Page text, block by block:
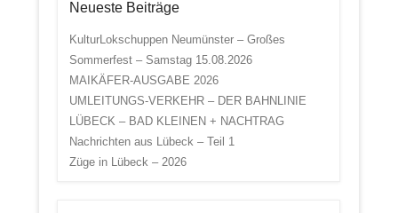
Neueste Beiträge
KulturLokschuppen Neumünster – Großes
Sommerfest – Samstag 15.08.2026
MAIKÄFER-AUSGABE 2026
UMLEITUNGS-VERKEHR – DER BAHNLINIE
LÜBECK – BAD KLEINEN + NACHTRAG
Nachrichten aus Lübeck – Teil 1
Züge in Lübeck – 2026